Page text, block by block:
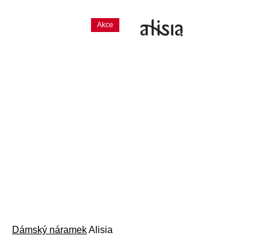
Akce Značka: Alisia
Dámský náramekAlisia